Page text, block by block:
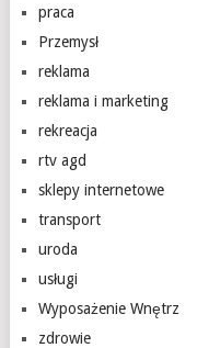
praca
Przemysł
reklama
reklama i marketing
rekreacja
rtv agd
sklepy internetowe
transport
uroda
usługi
Wyposażenie Wnętrz
zdrowie